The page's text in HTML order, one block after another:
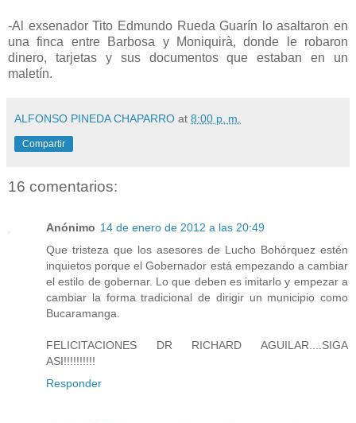
-Al exsenador Tito Edmundo Rueda Guarín lo asaltaron en
una finca entre Barbosa y Moniquirà, donde le robaron
dinero, tarjetas y sus documentos que estaban en un
maletín.
ALFONSO PINEDA CHAPARRO at 8:00 p. m.
Compartir
16 comentarios:
Anónimo 14 de enero de 2012 a las 20:49
Que tristeza que los asesores de Lucho Bohórquez estén
inquietos porque el Gobernador está empezando a cambiar
el estilo de gobernar. Lo que deben es imitarlo y empezar a
cambiar la forma tradicional de dirigir un municipio como
Bucaramanga.
FELICITACIONES DR RICHARD AGUILAR....SIGA
ASI!!!!!!!!!!
Responder